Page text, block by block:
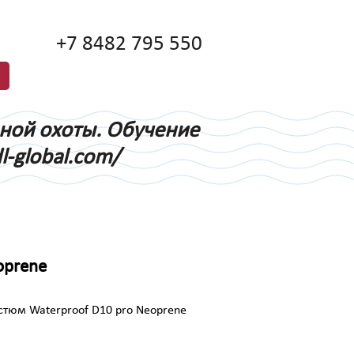
+7 8482 795 550
охоты. Обучение
global.com/
Waterproof D10 pro Neoprene